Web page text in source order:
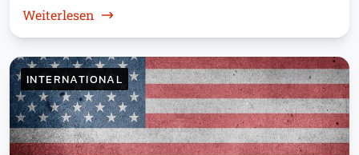
Weiterlesen : Indien: Kampfhubschrauber und
INTERNATIONAL